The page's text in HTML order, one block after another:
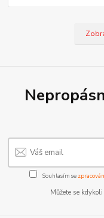
Souhlasím se
Můžete se